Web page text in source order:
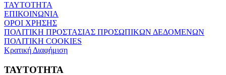
ΤΑΥΤΟΤΗΤΑ
ΕΠΙΚΟΙΝΩΝΙΑ
ΟΡΟΙ ΧΡΗΣΗΣ
ΠΟΛΙΤΙΚΗ ΠΡΟΣΤΑΣΙΑΣ ΠΡΟΣΩΠΙΚΩΝ ΔΕΔΟΜΕΝΩΝ
ΠΟΛΙΤΙΚΗ COOKIES
Κρατική Διαφήμιση
ΤΑΥΤΟΤΗΤΑ